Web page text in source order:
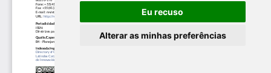
Eu recuso
Alterar as minhas preferências